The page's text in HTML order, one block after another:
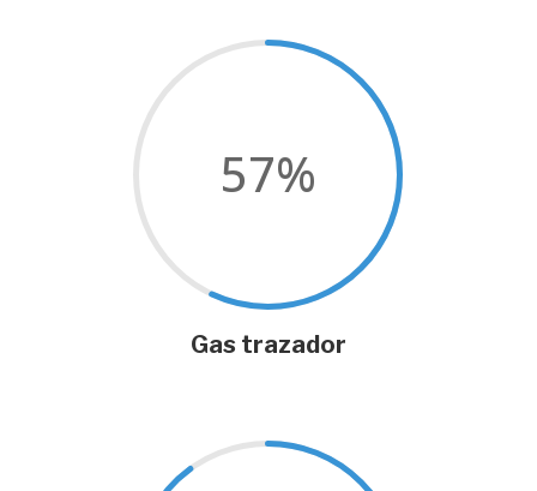
57%
Gas trazador